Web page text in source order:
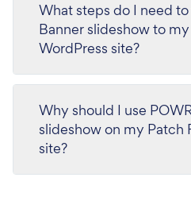
What steps do I need
Banner slideshow to
WordPress site?
Why should I use
slideshow on my Patch
site?